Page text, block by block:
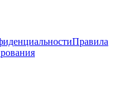
Правила